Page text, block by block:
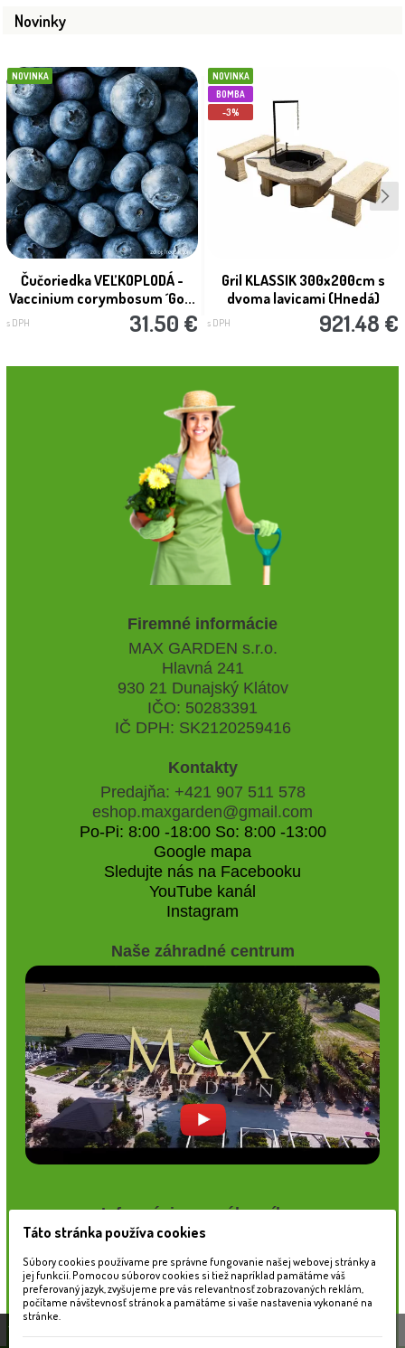
Novinky
NOVINKA
Čučoriedka VEĽKOPLODÁ -
Vaccinium corymbosum ´Go...
s DPH 31.50 €
NOVINKA
BOMBA
-3%
Gril KLASSIK 300x200cm s
dvoma lavicami (Hnedá)
s DPH 921.48 €
Firemné informácie
MAX GARDEN s.r.o.
Hlavná 241
930 21 Dunajský Klátov
IČO: 50283391
IČ DPH: SK2120259416
Kontakty
Predajňa: +421 907 511 578
eshop.maxgarden@gmail.com
Po-Pi: 8:00 -18:00 So: 8:00 -13:00
Google mapa
Sledujte nás na Facebooku
YouTube kanál
Instagram
Naše záhradné centrum
Informácie pre zákazníkov
Blog
Obchodné podmienky
Ochrana osobných údajov
Platobné možnosti
Táto stránka používa súbory cookies, ktoré nám
Táto stránka používa cookies
Súbory cookies používame pre správne fungovanie našej webovej stránky a
jej funkcií. Pomocou súborov cookies si tiež napríklad pamätáme váš
preferovaný jazyk, zvyšujeme pre vás relevantnosť zobrazovaných reklám,
počítame návštevnosť stránok a pamätáme si vaše nastavenia vykonané na
stránke.